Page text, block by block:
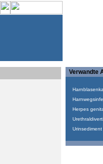
Verwandte
Herpes
Urinsediment